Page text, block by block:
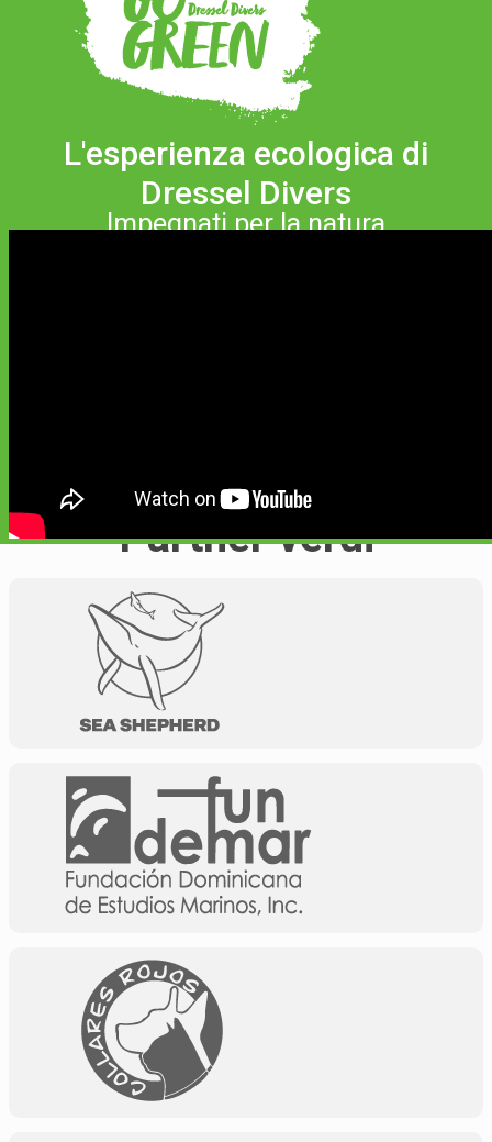
L'esperienza ecologica di
Dressel Divers
Impegnati per la natura
Partner verdi